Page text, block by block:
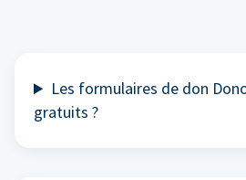
Les formulaires de don
gratuits ?